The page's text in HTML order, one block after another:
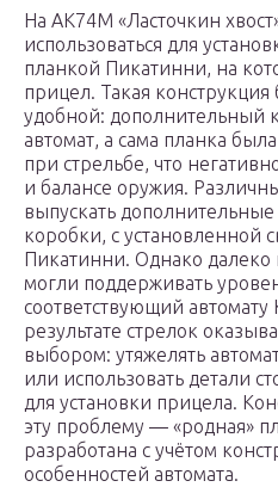
На АК74М «Ласточкин
использоваться для
планкой Пикатинни, на
прицел. Такая
удобной: дополнительный
автомат, а сама планка
при стрельбе, что
и балансе оружия.
выпускать
коробки, с установленной
Пикатинни. Однако далеко
могли поддерживать
соответствующий
результате стрелок
выбором: утяжелять
или использовать детали
для установки прицела.
эту проблему — «родная»
разработана с учётом
особенностей автомата.